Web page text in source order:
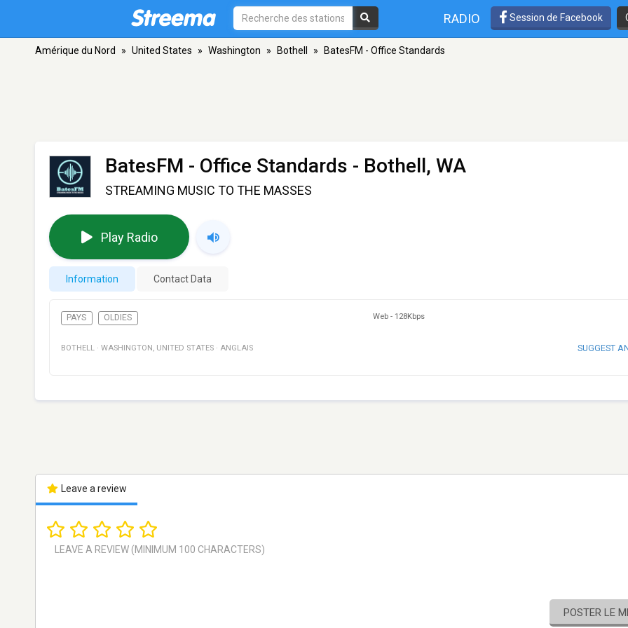
RADIO Session de Facebook
Amérique du Nord » United States » Washington » Bothell » BatesFM - Office Standards
BatesFM - Office Standards - Bothell, WA
STREAMING MUSIC TO THE MASSES
Play Radio
Information Contact Data
PAYS OLDIES Web - 128Kbps
BOTHELL · WASHINGTON , UNITED STATES · ANGLAIS SUGGEST
Leave a review
POSTER LE